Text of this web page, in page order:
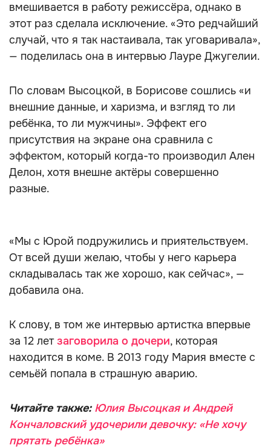
вмешивается в работу режиссёра, однако в
этот раз сделала исключение. «Это редчайший
случай, что я так настаивала, так уговаривала»,
— поделилась она в интервью Лауре Джугелии.
По словам Высоцкой, в Борисове сошлись «и
внешние данные, и харизма, и взгляд то ли
ребёнка, то ли мужчины». Эффект его
присутствия на экране она сравнила с
эффектом, который когда-то производил Ален
Делон, хотя внешне актёры совершенно
разные.
«Мы с Юрой подружились и приятельствуем.
От всей души желаю, чтобы у него карьера
складывалась так же хорошо, как сейчас», —
добавила она.
К слову, в том же интервью артистка впервые
за 12 летзаговорила о дочери, которая
находится в коме. В 2013 году Мария вместе с
семьёй попала в страшную аварию.
Читайте также: Юлия Высоцкая и Андрей
Кончаловский удочерили девочку: «Не хочу
прятать ребёнка»